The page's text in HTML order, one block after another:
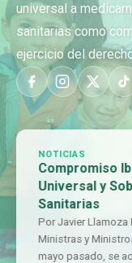
universal a
sanitarias como
ejercicio del
NOTICIAS
Compromiso
Universal y
Sanitarias
Por Javier Llamoza
Ministras y
mayo pasado, se